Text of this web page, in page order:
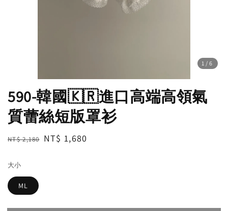
1 /6
590-韓國🇰🇷進口高端高領氣
質蕾絲短版罩衫
Regular
NT$ 2,180 Sale
NT$ 1,680
大小
ML